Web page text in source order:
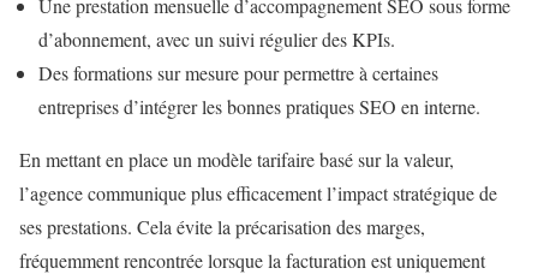
Une prestation mensuelle d’accompagnement SEO sous forme
d’abonnement, avec un suivi régulier des KPIs.
Des formations sur mesure pour permettre à certaines
entreprises d’intégrer les bonnes pratiques SEO en interne.
En mettant en place un modèle tarifaire basé sur la valeur,
l’agence communique plus efficacement l’impact stratégique de
ses prestations. Cela évite la précarisation des marges,
fréquemment rencontrée lorsque la facturation est uniquement